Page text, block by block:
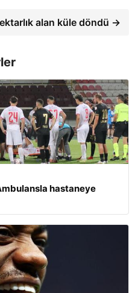
alan küle döndü →
hastaneye